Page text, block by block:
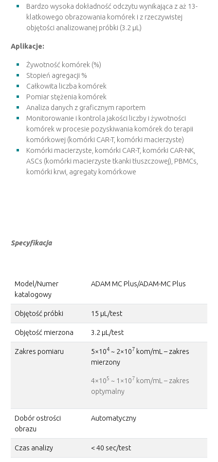
Bardzo wysoka dokładność odczytu wynikająca z aż 13-
klatkowego obrazowania komórek i z rzeczywistej
objętości analizowanej próbki (3.2 µL)
Aplikacje:
Żywotność komórek (%)
Stopień agregacji %
Całkowita liczba komórek
Pomiar stężenia komórek
Analiza danych z graficznym raportem
Monitorowanie i kontrola jakości liczby i żywotności
komórek w procesie pozyskiwania komórek do terapii
komórkowej (komórki CAR-T, komórki macierzyste)
Komórki macierzyste, komórki CAR-T, komórki CAR-NK,
ASCs (komórki macierzyste tkanki tłuszczowej), PBMCs,
komórki krwi, agregaty komórkowe
Specyfikacja
Model/Numer
katalogowy
ADAM MC Plus/ADAM-MC Plus
Objętość próbki 15 µL/test
Objętość mierzona 3.2 µL/test
Zakres pomiaru 5×104 ~ 2×107 kom/mL – zakres
mierzony
4×105 ~ 1×107 kom/mL – zakres
optymalny
Dobór ostrości
obrazu
Automatyczny
Czas analizy < 40 sec/test